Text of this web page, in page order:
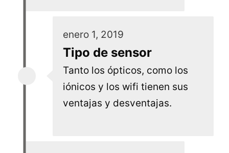
enero 1, 2019
Tipo de sensor
Tanto los ópticos, como los
iónicos y los wifi tienen sus
ventajas y desventajas.